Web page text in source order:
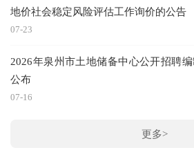
地价社会稳定风险评估工作询价的公告
07-23
2026年泉州市土地储备中心公开招聘
公布
07-16
更多>